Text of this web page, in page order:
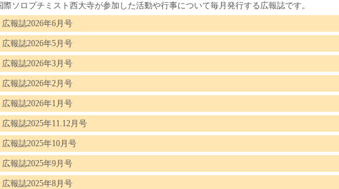
際ソロプチミスト西大寺が参加した活動や行事について毎月発行する広報誌です。
広報誌2026年6月号
広報誌2026年5月号
広報誌2026年3月号
広報誌2026年2月号
広報誌2026年1月号
広報誌2025年11.12月号
広報誌2025年10月号
広報誌2025年9月号
広報誌2025年8月号